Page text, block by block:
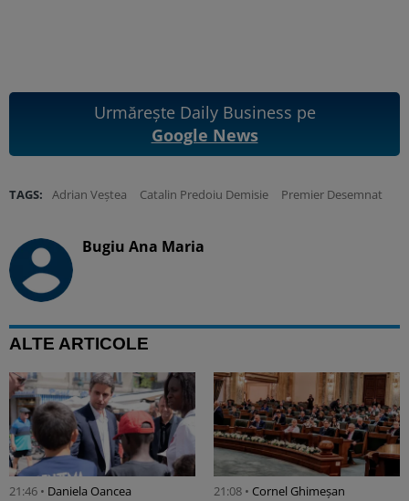
Urmărește Daily Business pe
Google News
TAGS: Adrian Veștea Catalin Predoiu Demisie Premier Desemnat
Bugiu ⁠Ana Maria
ALTE ARTICOLE
21:46 • Daniela Oancea 21:08 • Cornel Ghimeșan